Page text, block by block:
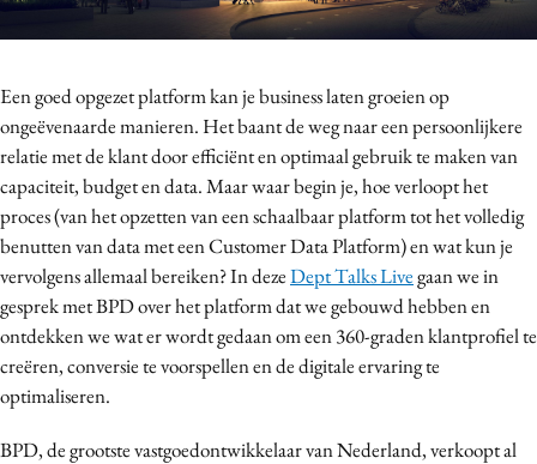
Influencer marketing
Interne communicatie
Martech
Media
Merkstrategie
PR
Programmatic
Purpose Marketing
Reputatie & crisis
Een goed opgezet platform kan je business laten groeien op
ongeëvenaarde manieren. Het baant de weg naar een persoonlijkere
relatie met de klant door efficiënt en optimaal gebruik te maken van
capaciteit, budget en data. Maar waar begin je, hoe verloopt het
proces (van het opzetten van een schaalbaar platform tot het volledig
benutten van data met een Customer Data Platform) en wat kun je
vervolgens allemaal bereiken? In dezeDept Talks Livegaan we in
gesprek met BPD over het platform dat we gebouwd hebben en
ontdekken we wat er wordt gedaan om een 360-graden klantprofiel te
creëren, conversie te voorspellen en de digitale ervaring te
optimaliseren.
BPD, de grootste vastgoedontwikkelaar van Nederland, verkoopt al